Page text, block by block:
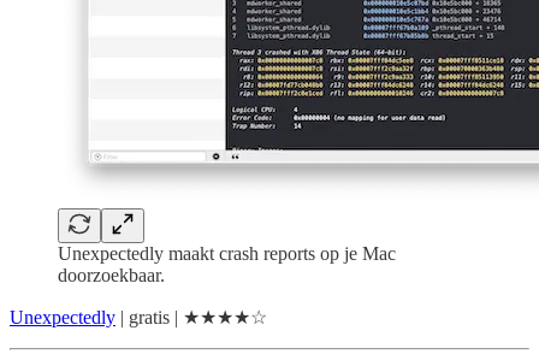
Unexpectedly maakt crash reports op je Mac
doorzoekbaar.
Unexpectedly | gratis | ★★★★☆